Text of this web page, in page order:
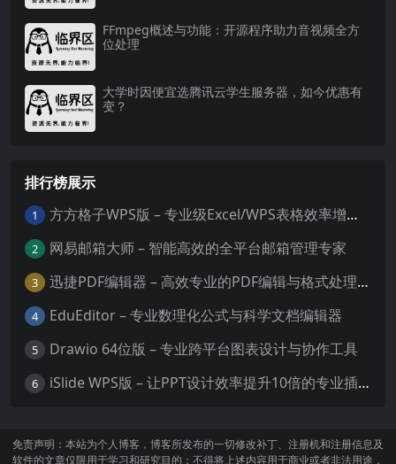
FFmpeg概述与功能：开源程序助力音视频全方
位处理
大学时因便宜选腾讯云学生服务器，如今优惠有
变？
排行榜展示
1 方方格子WPS版 – 专业级Excel/WPS表格效率增强插件
2 网易邮箱大师 – 智能高效的全平台邮箱管理专家
3 迅捷PDF编辑器 – 高效专业的PDF编辑与格式处理工具
4 EduEditor – 专业数理化公式与科学文档编辑器
5 Drawio 64位版 – 专业跨平台图表设计与协作工具
6 iSlide WPS版 – 让PPT设计效率提升10倍的专业插件
免责声明：本站为个人博客，博客所发布的一切修改补丁、注册机和注册信息及
软件的文章仅限用于学习和研究目的；不得将上述内容用于商业或者非法用途，